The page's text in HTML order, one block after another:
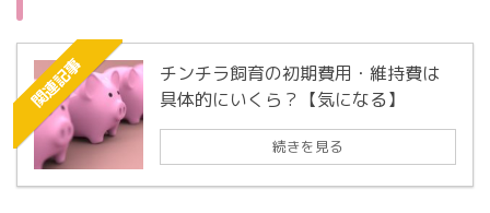
関連記事
チンチラ飼育の初期費用・維持費は
具体的にいくら？【気になる】
続きを見る